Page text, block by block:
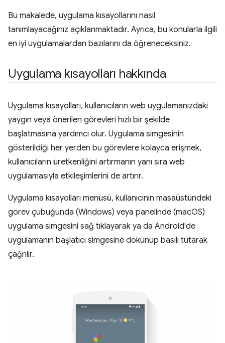
Bu makalede, uygulama kısayollarını nasıl
tanımlayacağınız açıklanmaktadır. Ayrıca, bu konularla ilgili
en iyi uygulamalardan bazılarını da öğreneceksiniz.
Uygulama kısayolları hakkında
Uygulama kısayolları, kullanıcıların web uygulamanızdaki
yaygın veya önerilen görevleri hızlı bir şekilde
başlatmasına yardımcı olur. Uygulama simgesinin
gösterildiği her yerden bu görevlere kolayca erişmek,
kullanıcıların üretkenliğini artırmanın yanı sıra web
uygulamasıyla etkileşimlerini de artırır.
Uygulama kısayolları menüsü, kullanıcının masaüstündeki
görev çubuğunda (Windows) veya panelinde (macOS)
uygulama simgesini sağ tıklayarak ya da Android'de
uygulamanın başlatıcı simgesine dokunup basılı tutarak
çağrılır.